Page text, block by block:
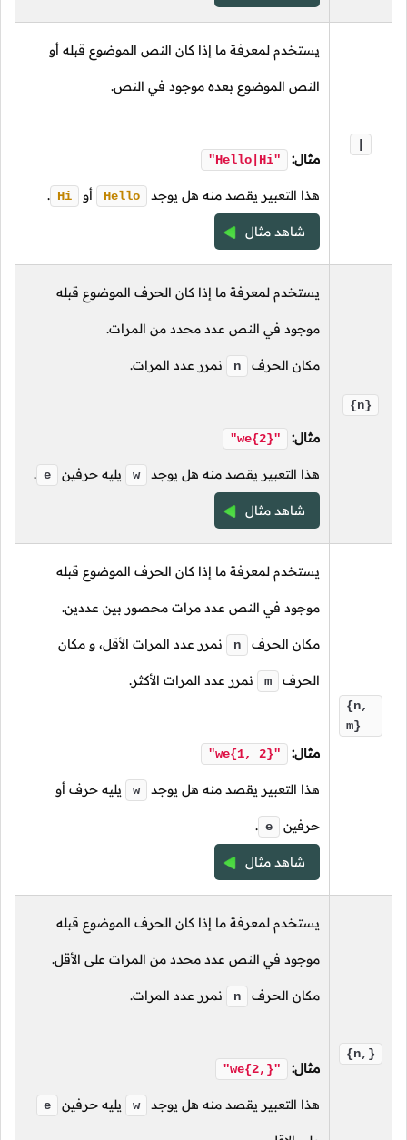
يستخدم لمعرفة ما إذا كان النص الموضوع قبله أو
النص الموضوع بعده موجود في النص.
مثال: "Hello|Hi"
هذا التعبير يقصد منه هل يوجد Hello أو Hi
.
شاهد مثال
{n}
يستخدم لمعرفة ما إذا كان الحرف الموضوع قبله
موجود في النص عدد محدد من المرات.
مكان الحرف n نمرر عدد المرات.
مثال: "we{2}"
هذا التعبير يقصد منه هل يوجد w يليه حرفين e
.
شاهد مثال
{n,
m}
يستخدم لمعرفة ما إذا كان الحرف الموضوع قبله
موجود في النص عدد مرات محصور بين عددين.
مكان الحرف n نمرر عدد المرات الأقل، و مكان
الحرف m نمرر عدد المرات الأكثر.
مثال: "we{1, 2}"
هذا التعبير يقصد منه هل يوجد w يليه حرف أو
حرفين e
.
شاهد مثال
{n,}
يستخدم لمعرفة ما إذا كان الحرف الموضوع قبله
موجود في النص عدد محدد من المرات على الأقل.
مكان الحرف n نمرر عدد المرات.
مثال: "we{2,}"
هذا التعبير يقصد منه هل يوجد w يليه حرفين e